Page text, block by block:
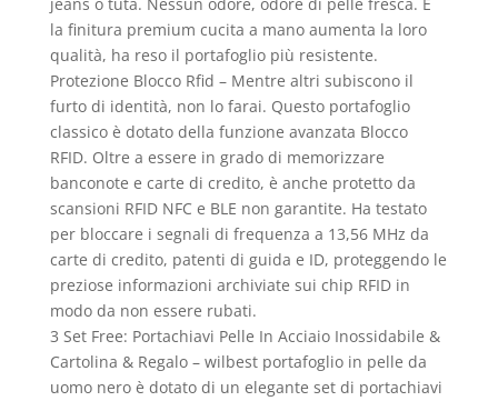
la finitura premium cucita a mano aumenta la loro
qualità, ha reso il portafoglio più resistente.
Protezione Blocco Rfid – Mentre altri subiscono il
furto di identità, non lo farai. Questo portafoglio
classico è dotato della funzione avanzata Blocco
RFID. Oltre a essere in grado di memorizzare
banconote e carte di credito, è anche protetto da
scansioni RFID NFC e BLE non garantite. Ha testato
per bloccare i segnali di frequenza a 13,56 MHz da
carte di credito, patenti di guida e ID, proteggendo le
preziose informazioni archiviate sui chip RFID in
modo da non essere rubati.
3 Set Free: Portachiavi Pelle In Acciaio Inossidabile &
Cartolina & Regalo – wilbest portafoglio in pelle da
uomo nero è dotato di un elegante set di portachiavi